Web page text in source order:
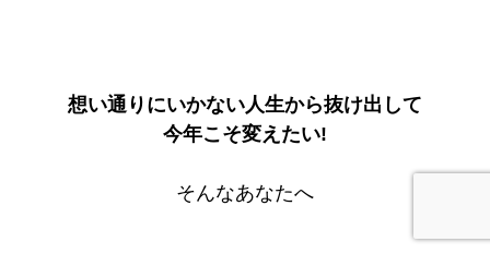
想い通りにいかない人生から抜け出して
今年こそ変えたい!
そんなあなたへ